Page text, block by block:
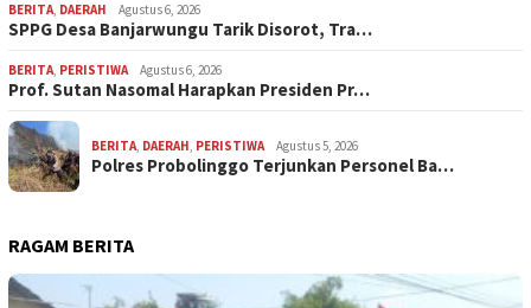
BERITA, DAERAH Agustus 6, 2026
SPPG Desa Banjarwungu Tarik Disorot, Tra…
BERITA, PERISTIWA Agustus 6, 2026
Prof. Sutan Nasomal Harapkan Presiden Pr…
BERITA, DAERAH, PERISTIWA Agustus 5, 2026
Polres Probolinggo Terjunkan Personel Ba…
RAGAM BERITA